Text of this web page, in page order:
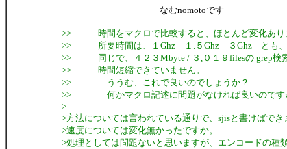
なむnomotoです
>> 時間をマクロで比較すると、ほとんど変化あり
>> 所要時間は、１Ghz １.５Ghz ３Ghz とも、
>> 同じで、４２３Mbyte / ３,０１９filesの grep検索
>> 時間短縮できていません。
>> ううむ、これで良いのでしょうか？
>> 何かマクロ記述に問題がなければ良いのです
>
>方法については言われている通りで、sjisと書けばでき
>速度については変化無かったですか。
>処理としては問題ないと思いますが、エンコードの種